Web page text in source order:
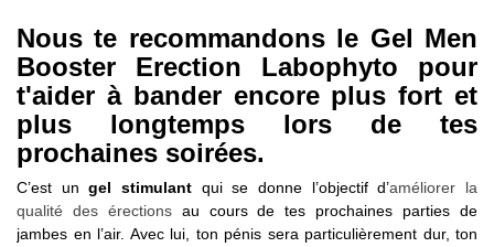
Nous te recommandons le Gel Men
Booster Erection Labophyto pour
t'aider à bander encore plus fort et
plus longtemps lors de tes
prochaines soirées.
C’est ungel stimulant qui se donne l’objectif d’améliorer la
qualité des érectionsau cours de tes prochaines parties de
jambes en l’air. Avec lui, ton pénis sera particulièrement dur, ton